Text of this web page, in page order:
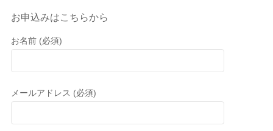
お申込みはこちらから
お名前 (必須)
メールアドレス (必須)